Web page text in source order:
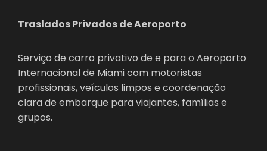
Traslados Privados de Aeroporto
Serviço de carro privativo de e para o Aeroporto
Internacional de Miami com motoristas
profissionais, veículos limpos e coordenação
clara de embarque para viajantes, famílias e
grupos.